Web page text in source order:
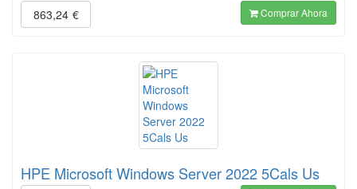
863,24 € Comprar Ahora
HPE Microsoft Windows Server 2022 5Cals Us